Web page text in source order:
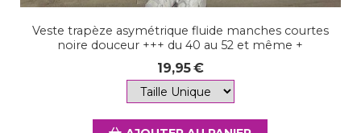
Veste trapèze asymétrique fluide manches courtes
noire douceur +++ du 40 au 52 et même +
19,95€